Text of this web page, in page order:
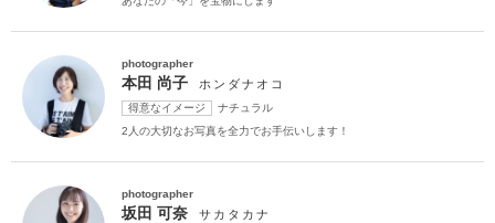
photographer
本田 尚子 ホンダナオコ
得意なイメージ
ナチュラル
2人の大切なお写真を全力でお手伝いします！
photographer
坂田 可奈 サカタカナ